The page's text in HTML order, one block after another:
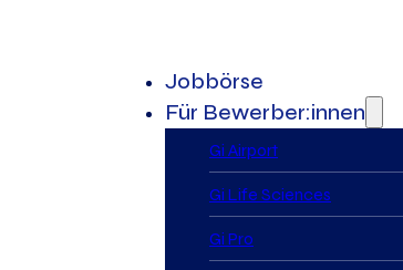
Jobbörse
Für Bewerber:innen
Gi Airport
Gi Life Sciences
Gi Pro